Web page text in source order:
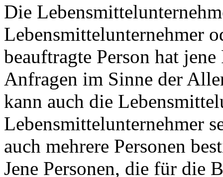
Die
Lebensmittelunternehmer
beauftragte Person hat
Anfragen im Sinne der
kann auch die
Lebensmittelunternehmer
auch mehrere Personen
Jene Personen, die für die